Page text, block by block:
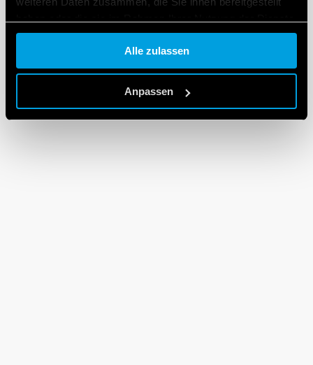
gesammelt haben.
Cookie policy.
Alle zulassen
Anpassen